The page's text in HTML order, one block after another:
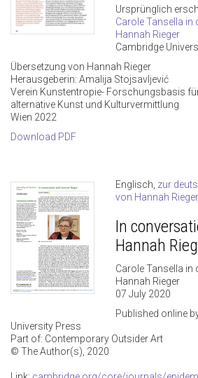
Ursprünglich
Carole Tansella
Hannah Rieger
Cambridge
Übersetzung von Hannah Rieger
Herausgeberin: Amalija Stojsavljević
Verein Kunstentropie- Forschungsbasis
alternative Kunst und Kulturvermittlung
Wien 2022
Download PDF
Englisch, zur
von Hannah Rieger
In
Hannah
Carole Tansella
Hannah Rieger
07 July 2020
Published online
University Press
Part of: Contemporary Outsider Art
© The Author(s), 2020